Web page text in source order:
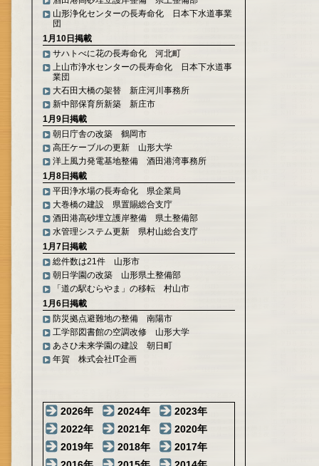
山形浄化センターの長寿命化 日本下水道事業
団
1月10日掲載
サハトべに花の長寿命化 河北町
上山市浄水センターの長寿命化 日本下水道事
業団
大石田大橋の架替 新庄河川事務所
新中部保育所新築 新庄市
1月9日掲載
朝日庁舎の改築 鶴岡市
高圧ケーブルの更新 山形大学
洋上風力発電基地整備 酒田港湾事務所
1月8日掲載
平田浄水場の長寿命化 県企業局
大巻橋の建設 県置賜総合支庁
酒田港高砂埋立護岸整備 県土整備部
水管理システム更新 県村山総合支庁
1月7日掲載
総件数は21件 山形市
朝日学園の改築 山形県土整備部
「道の駅むらやま」の移転 村山市
1月6日掲載
防災拠点避難地の整備 南陽市
工学部図書館の空調改修 山形大学
あさひ未来学園の建設 朝日町
年賀 株式会社IT企画
2026年 2024年
2023年
2022年
2021年
2020年
2019年
2018年
2017年